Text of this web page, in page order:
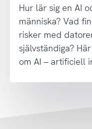
Hur lär sig en AI
människa? Vad
risker med
självständiga?
om AI – artificiell